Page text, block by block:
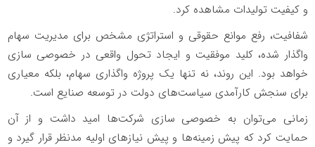
و کیفیت تولیدات مشاهده کرد.
شفافیت، رفع موانع حقوقی و استراتژی مشخص برای مدیریت سهام
واگذار شده، کلید موفقیت و ایجاد تحول واقعی در خصوصی سازی
خواهد بود. این روند، نه تنها یک پروژه واگذاری سهام، بلکه معیاری
برای سنجش کارآمدی سیاست‌های دولت در توسعه صنایع است.
زمانی می‌توان به خصوصی سازی شرکت‌ها امید داشت و از آن
حمایت کرد که پیش زمینه‌ها و پیش نیازهای اولیه مدنظر قرار گیرد و